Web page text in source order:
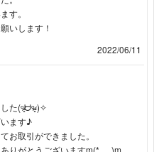
す。
いします！
2022/06/11
た(ᵒ̴̷͈ᗨᵒ̴̶̷͈ )✧
ます♪
お取引ができました。
りがとうございますm(*_ _)m